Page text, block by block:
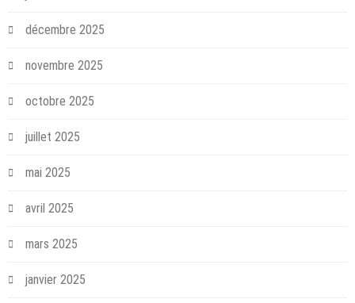
décembre 2025
novembre 2025
octobre 2025
juillet 2025
mai 2025
avril 2025
mars 2025
janvier 2025